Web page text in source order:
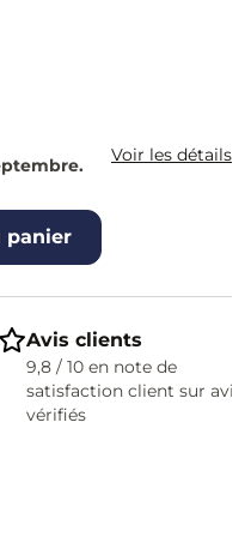
Voir les détails
panier
Avis clients
9,8 / 10 en note de
satisfaction client sur avis
vérifiés